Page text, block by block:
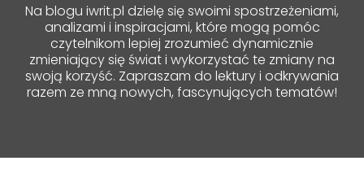
Na blogu iwrit.pl dzielę się swoimi spostrzeżeniami,
analizami i inspiracjami, które mogą pomóc
czytelnikom lepiej zrozumieć dynamicznie
zmieniający się świat i wykorzystać te zmiany na
swoją korzyść. Zapraszam do lektury i odkrywania
razem ze mną nowych, fascynujących tematów!